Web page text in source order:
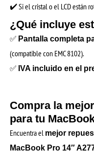
✔️ Si el cristal o el LCD están
¿Qué incluye
✅ Pantalla completa
(compatible con EMC 8102).
✅ IVA incluido en el
Compra la
para tu
Encuentra el mejor
MacBook Pro 14″